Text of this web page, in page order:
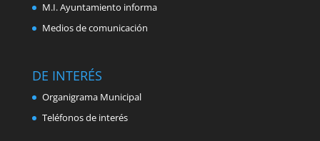
M.I. Ayuntamiento informa
Medios de comunicación
DE INTERÉS
Organigrama Municipal
Teléfonos de interés